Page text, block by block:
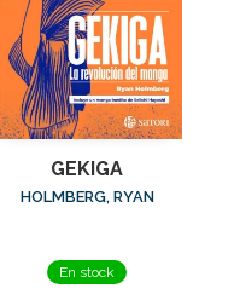
GEKIGA
HOLMBERG, RYAN
En stock